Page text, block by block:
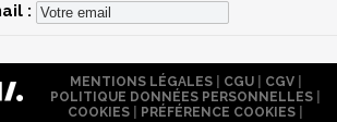
:
MENTIONS LÉGALES| CGU| CGV|
POLITIQUE DONNÉES PERSONNELLES
COOKIES
PRÉFÉRENCE COOKIES